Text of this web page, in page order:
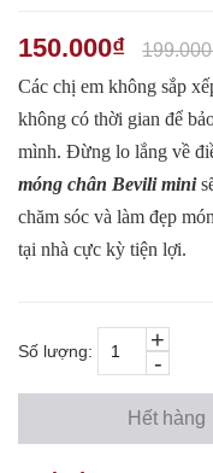
150.000₫
Các chị em không sắp
không có thời gian để
mình. Đừng lo lắng về
móng chân Bevili mini
chăm sóc và làm đẹp
tại nhà cực kỳ tiện lợi.
Số lượng: -
+
Hết hàng